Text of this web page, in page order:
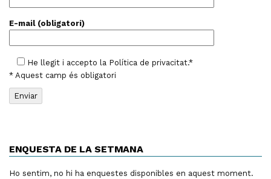
E-mail (obligatori)
He llegit i accepto la Política de privacitat.*
* Aquest camp és obligatori
ENQUESTA DE LA SETMANA
Ho sentim, no hi ha enquestes disponibles en aquest moment.